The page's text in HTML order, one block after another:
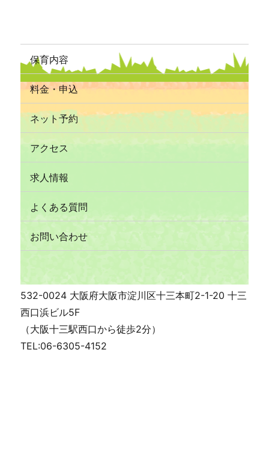
保育内容
料金・申込
ネット予約
アクセス
求人情報
よくある質問
お問い合わせ
532-0024 大阪府大阪市淀川区十三本町2-1-20 十三
西口浜ビル5F
（大阪十三駅西口から徒歩2分）
TEL:06-6305-4152